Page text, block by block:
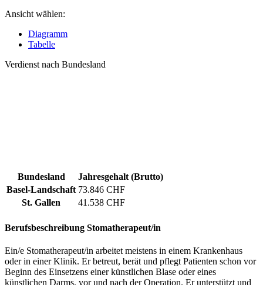
Ansicht wählen:
Diagramm
Tabelle
Verdienst nach Bundesland
Bundesland
Jahresgehalt (Brutto)
Basel-Landschaft 73.846 CHF
St. Gallen
41.538 CHF
Berufsbeschreibung Stomatherapeut/in
Ein/e Stomatherapeut/in arbeitet meistens in einem Krankenhaus
oder in einer Klinik. Er betreut, berät und pflegt Patienten schon vor
Beginn des Einsetzens einer künstlichen Blase oder eines
künstlichen Darms, vor und nach der Operation. Er unterstützt und